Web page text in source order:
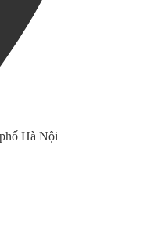
Hà Nội